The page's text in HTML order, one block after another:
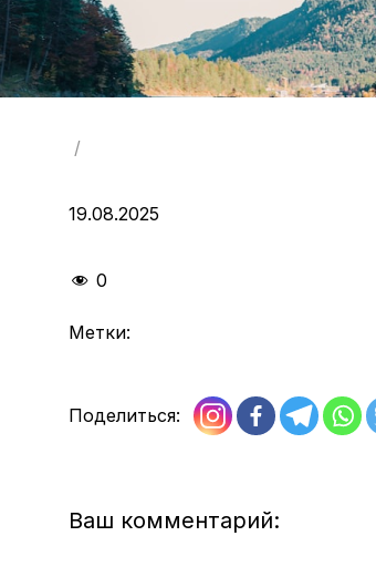
/
19.08.2025
0
Метки:
Поделиться:
Ваш комментарий: